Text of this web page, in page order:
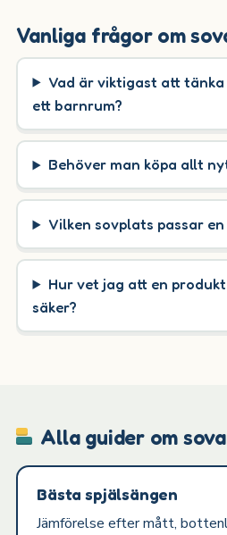
Vanliga frågor om
Vad är viktigast att
ett barnrum?
Behöver man köpa allt
Vilken sovplats passar
Hur vet jag att en
säker?
Alla guider om
Bästa spjälsängen
Jämförelse efter mått,